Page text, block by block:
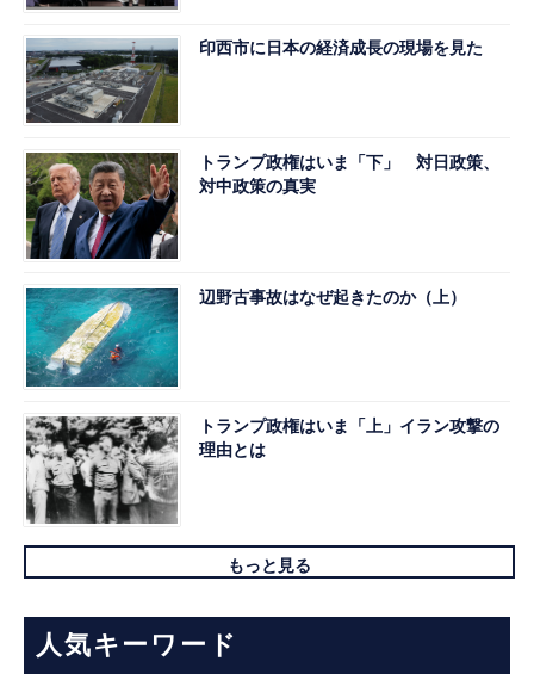
印西市に日本の経済成長の現場を見た
トランプ政権はいま「下」 対日政策、
対中政策の真実
辺野古事故はなぜ起きたのか（上）
トランプ政権はいま「上」イラン攻撃の
理由とは
もっと見る
人気キーワード